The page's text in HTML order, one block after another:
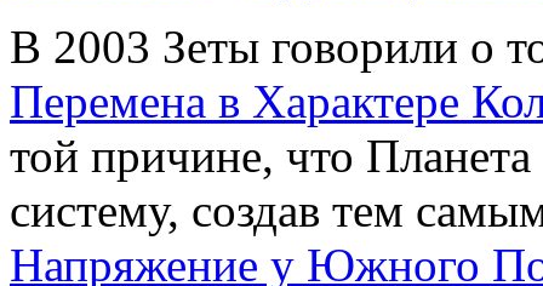
В 2003 Зеты говорили о
Перемена в Характере
той причине, что
систему, создав тем
Напряжение у Южного